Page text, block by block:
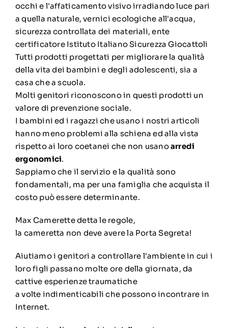
occhi e l'affaticamento visivo irradiando luce pari
a quella naturale, vernici ecologiche all'acqua,
sicurezza controllata dei materiali, ente
certificatore Istituto Italiano Sicurezza Giocattoli
Tutti prodotti progettati per migliorare la qualità
della vita dei bambini e degli adolescenti, sia a
casa che a scuola.
Molti genitori riconoscono in questi prodotti un
valore di prevenzione sociale.
I bambini ed i ragazzi che usano i nostri articoli
hanno meno problemi alla schiena ed alla vista
rispetto ai loro coetanei che non usanoarredi
ergonomici.
Sappiamo che il servizio e la qualità sono
fondamentali, ma per una famiglia che acquista il
costo può essere determinante.
Max Camerette detta le regole,
la cameretta non deve avere la Porta Segreta!
Aiutiamo i genitori a controllare l'ambiente in cui i
loro figli passano molte ore della giornata, da
cattive esperienze traumatiche
a volte indimenticabili che possono incontrare in
Internet.